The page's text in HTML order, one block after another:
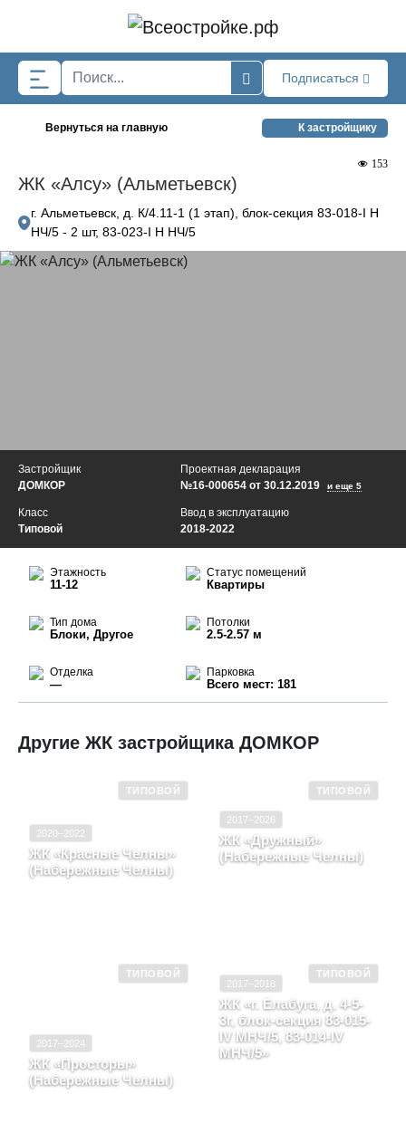
Подписаться
Вернуться на главную К застройщику
ЖК «Алсу» (Альметьевск)
153
г. Альметьевск, д. К/4.11-1 (1 этап), блок-секция 83-018-I Н
НЧ/5 - 2 шт, 83-023-I Н НЧ/5
Застройщик
ДОМКОР
Проектная декларация
№16-000654 от 30.12.2019
и еще 5
Ввод в эксплуатацию
2018-2022
Класс
Типовой
Этажность
11-12
Статус помещений
Квартиры
Тип дома
Блоки, Другое
Потолки
2.5-2.57 м
Отделка
—
Парковка
Всего мест: 181
Другие ЖК застройщика ДОМКОР
ТИПОВОЙ
2020–2022
ЖК «Красные Челны»
(Набережные Челны)
ТИПОВОЙ
2017–2026
ЖК «Дружный»
(Набережные Челны)
ТИПОВОЙ
2017–2024
ЖК «Просторы»
(Набережные Челны)
ТИПОВОЙ
2017–2018
ЖК «г. Елабуга, д. 4-5-
3г, блок-секция 83-015-
IV МНЧ/5, 83-014-IV
МНЧ/5»